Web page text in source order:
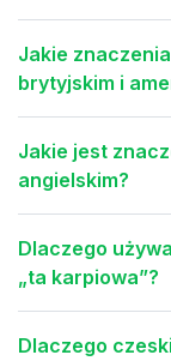
Jakie
brytyjskim i
Jakie jest
angielskim?
Dlaczego
„ta karpiowa”?
Dlaczego